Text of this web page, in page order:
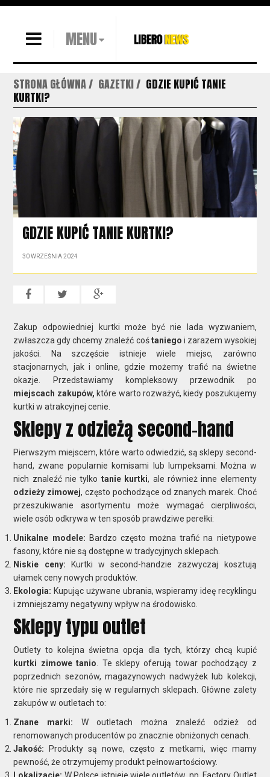
MENU
STRONA GŁÓWNA GAZETKI
GDZIE KUPIĆ TANIE
KURTKI?
GDZIE KUPIĆ TANIE KURTKI?
30 WRZEŚNIA 2024
Zakup odpowiedniej kurtki może być nie lada wyzwaniem,
zwłaszcza gdy chcemy znaleźć cośtaniego i zarazem wysokiej
jakości. Na szczęście istnieje wiele miejsc, zarówno
stacjonarnych, jak i online, gdzie możemy trafić na świetne
okazje. Przedstawiamy kompleksowy przewodnik po
miejscach zakupów, które warto rozważyć, kiedy poszukujemy
kurtki w atrakcyjnej cenie.
Sklepy z odzieżą second-hand
Pierwszym miejscem, które warto odwiedzić, są sklepy second-
hand, zwane popularnie komisami lub lumpeksami. Można w
nich znaleźć nie tylko tanie kurtki, ale również inne elementy
odzieży zimowej, często pochodzące od znanych marek. Choć
przeszukiwanie asortymentu może wymagać cierpliwości,
wiele osób odkrywa w ten sposób prawdziwe perełki:
Unikalne modele: Bardzo często można trafić na nietypowe
fasony, które nie są dostępne w tradycyjnych sklepach.
Niskie ceny: Kurtki w second-handzie zazwyczaj kosztują
ułamek ceny nowych produktów.
Ekologia: Kupując używane ubrania, wspieramy ideę recyklingu
i zmniejszamy negatywny wpływ na środowisko.
Sklepy typu outlet
Outlety to kolejna świetna opcja dla tych, którzy chcą kupić
kurtki zimowe tanio . Te sklepy oferują towar pochodzący z
poprzednich sezonów, magazynowych nadwyżek lub kolekcji,
które nie sprzedały się w regularnych sklepach. Główne zalety
zakupów w outletach to:
Znane marki: W outletach można znaleźć odzież od
renomowanych producentów po znacznie obniżonych cenach.
Jakość: Produkty są nowe, często z metkami, więc mamy
pewność, że otrzymujemy produkt pełnowartościowy.
Lokalizacje: W Polsce istnieje wiele outletów, np. Factory Outlet